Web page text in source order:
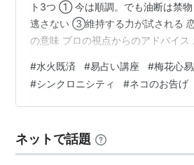
ト3つ ① 今は順調。でも油断は禁
逃さない ③維持する力が試される
の意味 プロの視点からのアドバイス
「水火既済」はとても象徴的でちょ
れやすい易占いの答えのひとつです
済む」と書くこの結果は「感性した
る易ならではの“知恵”が隠されてい
既済」の本質と…
#水火既済 #易占い講座 #梅花心
#シンクロニシティ #ネコのお告げ
ネットで話題